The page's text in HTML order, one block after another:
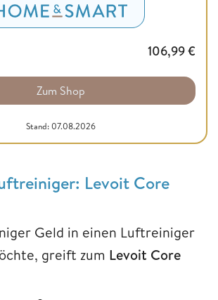
106,99€
Zum Shop
Stand: 07.08.2026
Levoit Core
Geld in einen Luftreiniger
greift zum Levoit Core